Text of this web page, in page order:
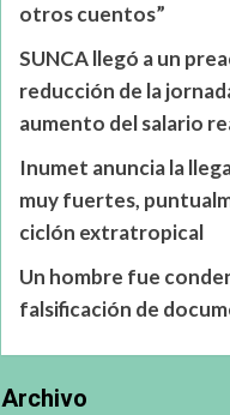
otros cuentos”
SUNCA llegó a un
reducción de la
aumento del salario
Inumet anuncia la
muy fuertes,
ciclón extratropical
Un hombre fue
falsificación de
Archivo